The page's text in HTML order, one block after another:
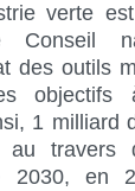
verte
Conseil
des outils
objectifs
1 milliard
au travers
2030, en